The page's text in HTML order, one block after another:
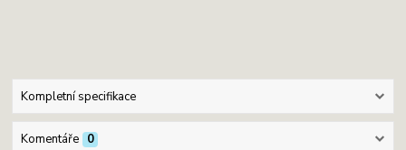
Kompletní specifikace
Komentáře 0